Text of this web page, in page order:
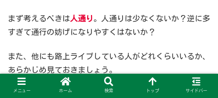
まず考えるべきは 人通り。人通りは少なくないか？逆に多
すぎて通行の妨げになりやすくはないか？
また、他にも路上ライブしている人がどれくらいいるか、
あらかじめ見ておきましょう。
多くいるという場合は、その人たちとの 距離感も考えなけ
メニュー ホーム 検索 トップ サイドバー